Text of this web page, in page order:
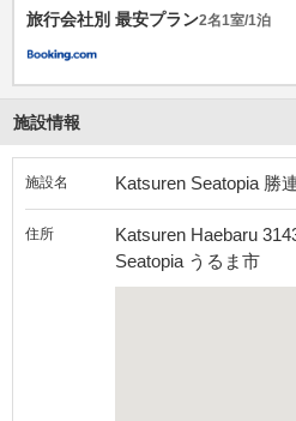
旅行会社別 最安プラン2名1室/1泊
施設情報
施設名 Katsuren Seatopia 勝
住所
Katsuren Haebaru
Seatopia うるま市